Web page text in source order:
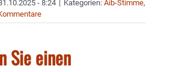
- 8:24 Kategorien: Aib-Stimme,
Sie einen